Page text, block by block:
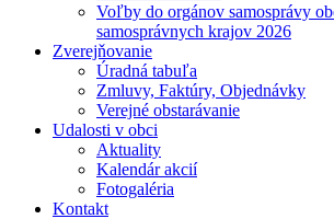
Voľby do orgánov samosprávy
samosprávnych krajov 2026
Zverejňovanie
Úradná tabuľa
Zmluvy, Faktúry, Objednávky
Verejné obstarávanie
Udalosti v obci
Aktuality
Kalendár akcií
Fotogaléria
Kontakt